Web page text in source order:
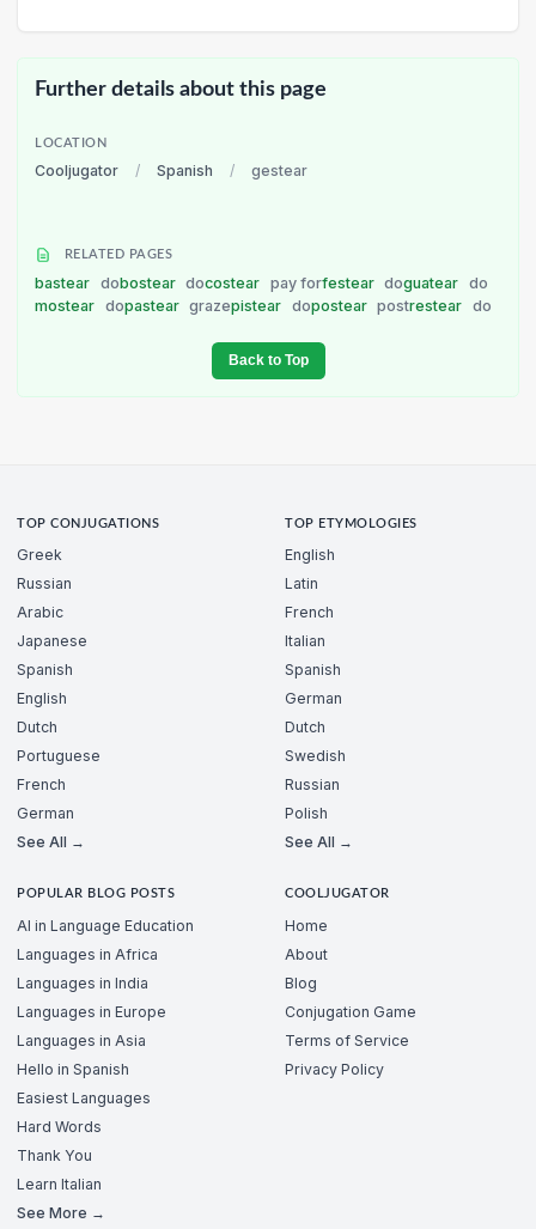
Further details about this page
LOCATION
Cooljugator / Spanish / gestear
RELATED PAGES
bastear dobostear docostear pay forfestear doguatear do
mostear dopastear grazepistear dopostear postrestear do
Back to Top
TOP CONJUGATIONS
Greek
Russian
Arabic
Japanese
Spanish
English
Dutch
Portuguese
French
German
See All →
TOP ETYMOLOGIES
English
Latin
French
Italian
Spanish
German
Dutch
Swedish
Russian
Polish
See All →
POPULAR BLOG POSTS
AI in Language Education
Languages in Africa
Languages in India
Languages in Europe
Languages in Asia
Hello in Spanish
Easiest Languages
Hard Words
Thank You
Learn Italian
See More →
COOLJUGATOR
Home
About
Blog
Conjugation Game
Terms of Service
Privacy Policy